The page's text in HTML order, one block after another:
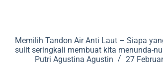
Memilih Tandon Air Anti Laut – Siapa
sulit seringkali membuat kita menunda-
Putri Agustina Agustin
27